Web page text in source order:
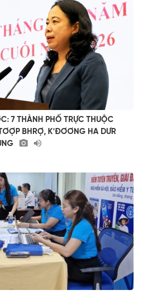
7 THÀNH PHỐ TRỰC THUỘC
BHRỢ, K’ĐƠƠNG HA DƯR